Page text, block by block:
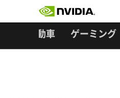
自動車 ゲーミング